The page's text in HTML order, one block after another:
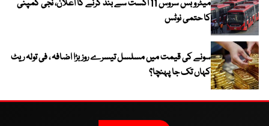
میٹرو بس سروس 11 اگست سے بند کرنے کا اعلان، نجی کمپنی
کا حتمی نوٹس
سونے کی قیمت میں مسلسل تیسرے روز بڑا اضافہ ، فی تولہ ریٹ
کہاں تک جا پہنچا؟